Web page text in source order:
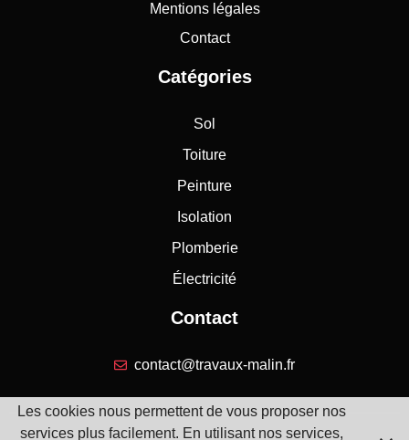
Mentions légales
Contact
Catégories
Sol
Toiture
Peinture
Isolation
Plomberie
Électricité
Contact
contact@travaux-malin.fr
Les cookies nous permettent de vous proposer nos
services plus facilement. En utilisant nos services,